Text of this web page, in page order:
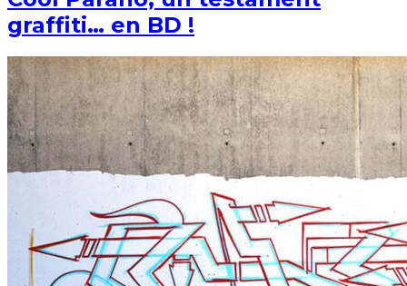
graffiti… en BD !